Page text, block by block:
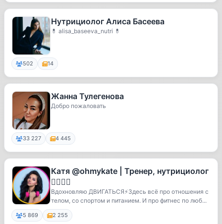
Нутрициолог Алиса Басеева
💊 alisa_baseeva_nutri 💊
502 14
Жанна Тулегенова
Добро пожаловать
33 227 4 445
Катя @ohmykate | Тренер, нутрициолог
🏋🏻‍♀️🥦
Вдохновляю ДВИГАТЬСЯ⚡️Здесь всё про отношения с
телом, со спортом и питанием. И про фитнес по люб...
5 869 2 255